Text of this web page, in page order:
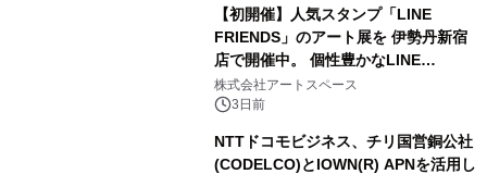
【初開催】人気スタンプ「LINE
FRIENDS」のアート展を 伊勢丹新宿
店で開催中。 個性豊かなLINE
FRIENDSの仲間たちが インテリアア
ートとして新たな魅力を発信。
株式会社アートスペース
3日前
NTTドコモビジネス、チリ国営銅公社
(CODELCO)とIOWN(R) APNを活用し